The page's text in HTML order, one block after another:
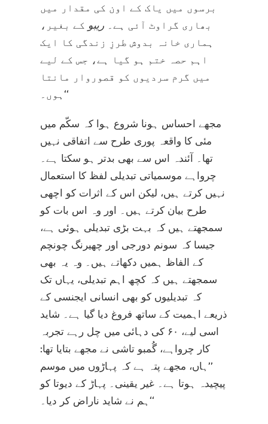
برسوں میں یاک کے اون کی مقدار میں
بھاری گراوٹ آئی ہے۔ ریبو کے بغیر،
ہماری خانہ بدوش طرزِ زندگی کا ایک
اہم حصہ ختم ہو گیا ہے، جس کے لیے
میں گرم سردیوں کو قصوروار مانتا
ہوں۔‘‘
مجھے احساس ہونا شروع ہوا کہ سکّم میں
مئی کا واقعہ پوری طرح سے اتفاقی نہیں
تھا۔ آئندہ اس سے بھی بدتر ہو سکتا ہے۔
چرواہے موسمیاتی تبدیلی لفظ کا استعمال
نہیں کرتے ہیں، لیکن اس کے اثرات کو اچھی
طرح بیان کرتے ہیں۔ اور وہ اس بات کو
سمجھتے ہیں کہ بہت بڑی تبدیلی ہوئی ہے،
جیسا کہ سونم دورجی اور چھیرنگ چونچم
کے الفاظ ہمیں دکھاتے ہیں۔ وہ یہ بھی
سمجھتے ہیں کہ کچھ اہم تبدیلی، یہاں تک
کہ تبدیلیوں کو بھی انسانی ایجنسی کے
ذریعے اہمیت کے ساتھ فروغ دیا گیا ہے۔ شاید
اسی لیے، ۶۰ کی دہائی میں چل رہے تجربہ
کار چرواہے، گُمبو تاشی نے مجھے بتایا تھا:
’’ہاں، مجھے پتہ ہے کہ پہاڑوں میں موسم
پیچیدہ ہوتا ہے۔ غیر یقینی۔ پہاڑ کے دیوتا کو
ہم نے شاید ناراض کر دیا۔‘‘